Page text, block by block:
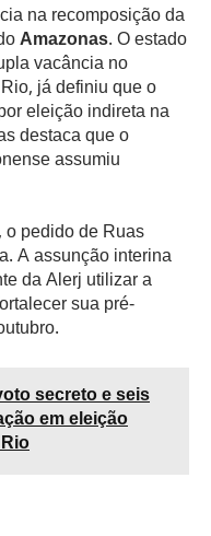
na recomposição da
Amazonas. O estado
vacância no
já definiu que o
eleição indireta na
destaca que o
assumiu
pedido de Ruas
A assunção interina
da Alerj utilizar a
sua pré-
secreto e seis
em eleição